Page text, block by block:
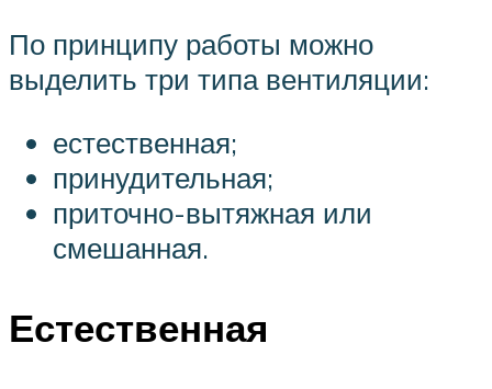
По принципу работы можно
выделить три типа вентиляции:
естественная;
принудительная;
приточно-вытяжная или
смешанная.
Естественная